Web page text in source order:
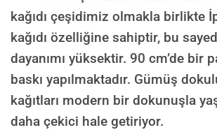
kağıdı çeşidimiz olmakla birlikte
kağıdı özelliğine sahiptir, bu
dayanımı yüksektir. 90 cm’de bir
baskı yapılmaktadır. Gümüş
kağıtları modern bir dokunuşla
daha çekici hale getiriyor.